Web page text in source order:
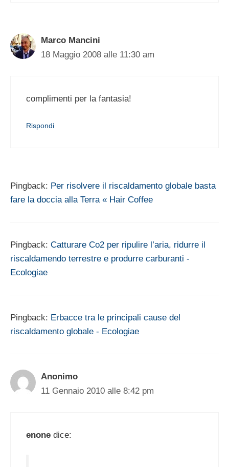
Marco Mancini
18 Maggio 2008 alle 11:30 am
complimenti per la fantasia!
Rispondi
Pingback: Per risolvere il riscaldamento globale basta
fare la doccia alla Terra « Hair Coffee
Pingback: Catturare Co2 per ripulire l’aria, ridurre il
riscaldamendo terrestre e produrre carburanti -
Ecologiae
Pingback: Erbacce tra le principali cause del
riscaldamento globale - Ecologiae
Anonimo
11 Gennaio 2010 alle 8:42 pm
enone dice: